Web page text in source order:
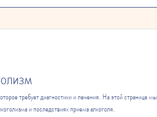
требует диагностики и лечения. На этой странице мы
и последствиях приема алкоголя.